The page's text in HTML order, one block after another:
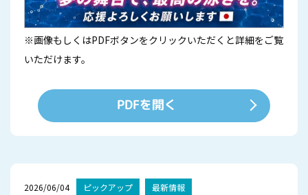
※画像もしくはPDFボタンをクリックいただくと詳細をご覧
いただけます。
PDFを開く
2026/06/04 ピックアップ 最新情報